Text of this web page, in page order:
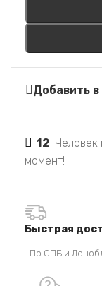
Добавить
12 Человек
момент!
Быстрая
По СПБ и